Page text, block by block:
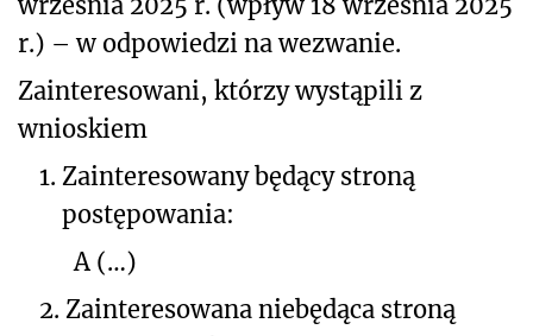
r.) – w odpowiedzi na wezwanie.
Zainteresowani, którzy wystąpili z
wnioskiem
1. Zainteresowany będący stroną
postępowania:
A (…)
2. Zainteresowana niebędąca stroną